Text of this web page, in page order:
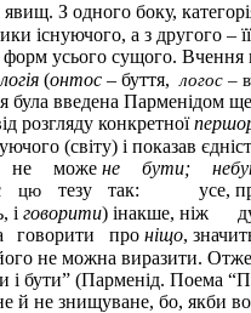
З одного боку,
існуючого, а з другого – її
усього сущого. Вчення
(онтос – буття, логос –
була введена Парменідом
розгляду конкретної
(світу) і показав
не може не бути;
цю тезу так:
усе,
і говорити) інакше, ніж
говорити про ніщо,
не можна виразити.
і бути” (Парменід. Поема
й не знищуване, бо, якби